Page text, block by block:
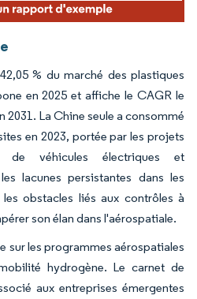
% du marché des plastiques
en 2025 et affiche le CAGR le
2031. La Chine seule a consommé
en 2023, portée par les projets
de véhicules électriques et
lacunes persistantes dans les
obstacles liés aux contrôles à
son élan dans l'aérospatiale.
sur les programmes aérospatiales
hydrogène. Le carnet de
aux entreprises émergentes